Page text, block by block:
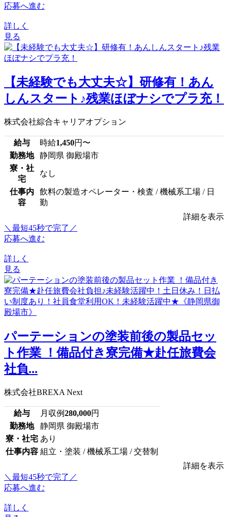
応募へ進む
詳しく
見る
【未経験でも大丈夫☆】研修有！あん
しんスタート♪残業ほぼナシでプラ充！
株式会社綜合キャリアオプション
給与 時給1,450円〜
勤務地
静岡県 御殿場市
寮・社
宅
なし
仕事内
容
飲料の製造オペレーター・検査 / 機械系工場 / 日
勤
詳細を表示
＼最短45秒で完了／
応募へ進む
詳しく
見る
パーテーションの塗装前後の製品セッ
ト作業 ！備品付き寮完備★赴任旅費会
社負...
株式会社BREXA Next
給与 月収例280,000円
勤務地
静岡県 御殿場市
寮・社宅 あり
仕事内容 組立・塗装 / 機械系工場 / 交替制
詳細を表示
＼最短45秒で完了／
応募へ進む
詳しく